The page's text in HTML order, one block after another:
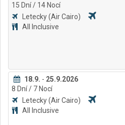
15 Dní/ 14 Nocí
Letecky(Air Cairo)
All Inclusive
18.9. - 25.9.2026
8 Dní/ 7 Nocí
Letecky(Air Cairo)
All Inclusive